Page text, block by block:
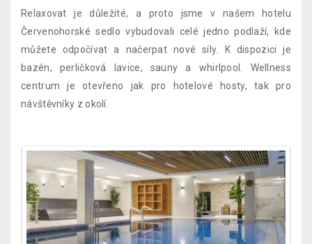
Relaxovat je důležité, a proto jsme v našem hotelu
Červenohorské sedlo vybudovali celé jedno podlaží, kde
můžete odpočívat a načerpat nové síly. K dispozici je
bazén, perličková lavice, sauny a whirlpool. Wellness
centrum je otevřeno jak pro hotelové hosty, tak pro
návštěvníky z okolí.